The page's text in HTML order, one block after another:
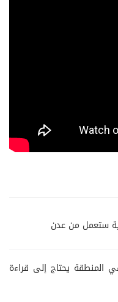
ستعمل من عدن
المنطقة يحتاج إلى قراءة